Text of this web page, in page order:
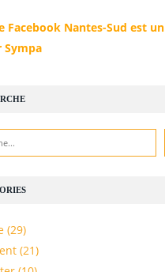
(29)
(21)
Facebook Nantes-Sud est un